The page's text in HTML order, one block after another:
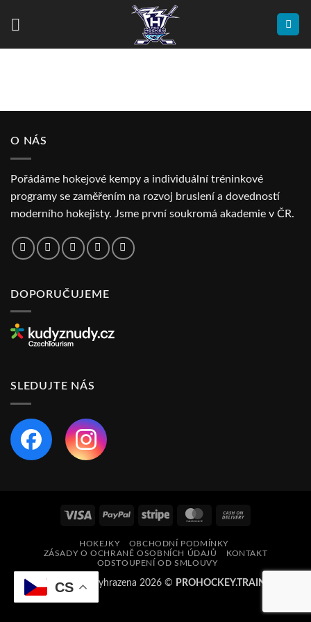
O NÁS
Pořádáme hokejové kempy a individuální tréninkové
programy se zaměřením na rozvoj bruslení a dovedností
moderního hokejisty. Jsme první soukromá akademie v ČR.
DOPORUČUJEME
SLEDUJTE NÁS
Visa PayPal Stripe MasterCard
HOKEJKY
OBCHODNÍ PODMÍNKY
ZÁSADY O OCHRANĚ OSOBNÍCH ÚDAJŮ
KONTAKT
ODSTOUPENÍ OD SMLOUVY
Všechna práva vyhrazena 2026 © PROHOCKEY.TRAINING
CS